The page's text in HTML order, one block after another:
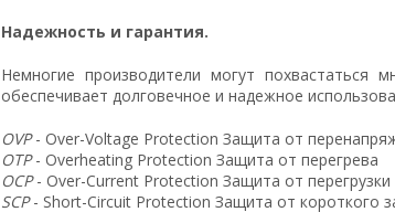
Надежность и гарантия.
Немногие производители могут похвастаться
обеспечивает долговечное и надежное
OVP- Over-Voltage Protection Защита от
OTP- Overheating Protection Защита от перегрева
OCP- Over-Current Protection Защита от перегрузки
SCP- Short-Circuit Protection Защита от короткого